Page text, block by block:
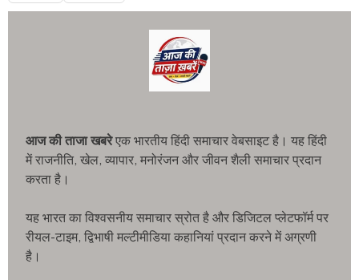
आज की ताजा खबरेएक भारतीय हिंदी समाचार वेबसाइट है। यह हिंदी
में राजनीति, खेल, व्यापार, मनोरंजन और जीवन शैली समाचार प्रदान
करता है।
यह भारत का विश्वसनीय समाचार स्रोत है और डिजिटल प्लेटफॉर्म पर
रीयल-टाइम, द्विभाषी मल्टीमीडिया कहानियां प्रदान करने में अग्रणी
है।